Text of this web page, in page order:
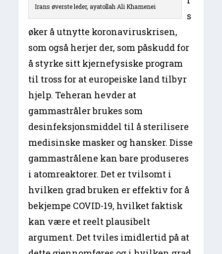
Irans øverste leder, ayatollah Ali Khamenei
s
øker å utnytte koronaviruskrisen,
som også herjer der, som påskudd for
å styrke sitt kjernefysiske program
til tross for at europeiske land tilbyr
hjelp. Teheran hevder at
gammastråler brukes som
desinfeksjonsmiddel til å sterilisere
medisinske masker og hansker. Disse
gammastrålene kan bare produseres
i atomreaktorer. Det er tvilsomt i
hvilken grad bruken er effektiv for å
bekjempe COVID-19, hvilket faktisk
kan være et reelt plausibelt
argument. Det tviles imidlertid på at